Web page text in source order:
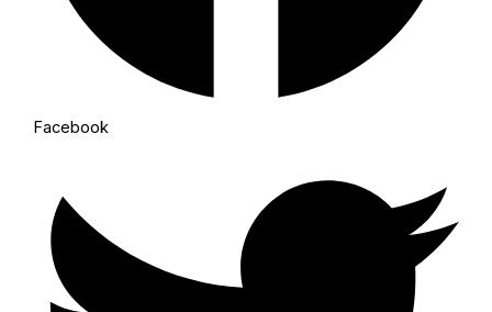
Facebook